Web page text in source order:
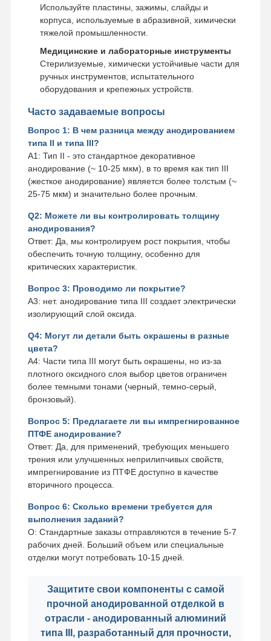
Используйте пластины, зажимы, слайды и
корпуса, используемые в абразивной, химически
тяжелой промышленности.
Медицинские и лабораторные инструменты
Стерилизуемые, химически устойчивые части для
ручных инструментов, испытательного
оборудования и крепежных устройств.
Часто задаваемые вопросы
Вопрос 1: В чем разница между анодированием
типа II и типа III?
A1: Тип II - это стандартное декоративное
анодирование (~ 10-25 мкм), в то время как тип III
(жесткое анодирование) является более толстым (~
25-75 мкм) и значительно более прочным.
Q2: Можете ли вы контролировать толщину
анодирования?
Ответ: Да, мы контролируем рост покрытия, чтобы
обеспечить точную толщину, особенно для
критических характеристик.
Вопрос 3: Проводимо ли покрытие?
А3: нет. анодирование типа III создает электрически
изолирующий слой оксида.
Q4: Могут ли детали быть окрашены в разные
цвета?
A4: Части типа III могут быть окрашены, но из-за
плотного оксидного слоя выбор цветов ограничен
более темными тонами (черный, темно-серый,
бронзовый).
Вопрос 5: Предлагаете ли вы импрегнированное
ПТФЕ анодирование?
Ответ: Да, для применений, требующих меньшего
трения или улучшенных неприлипчивых свойств,
импрегнирование из ПТФЕ доступно в качестве
вторичного процесса.
Вопрос 6: Сколько времени требуется для
выполнения заданий?
О: Стандартные заказы отправляются в течение 5-7
рабочих дней. Больший объем или специальные
отделки могут потребовать 10-15 дней.
Защитите свои компоненты с самой
прочной анодированной отделкой в
отрасли - анодированный алюминий
типа III, разработанный для прочности,